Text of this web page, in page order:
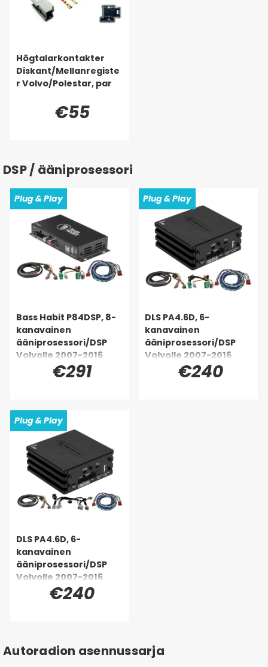
Högtalarkontakter
Diskant/Mellanregiste
r Volvo/Polestar, par
€55
DSP / ääniprosessori
Plug & Play
Bass Habit P84DSP, 8-
kanavainen
ääniprosessori/DSP
Volvolle 2007-2016
(High Performance)
€291
Plug & Play
DLS PA4.6D, 6-
kanavainen
ääniprosessori/DSP
Volvolle 2007-2016
(High Performance)
€240
Plug & Play
DLS PA4.6D, 6-
kanavainen
ääniprosessori/DSP
Volvolle 2007-2016
(Performance)
€240
Autoradion asennussarja